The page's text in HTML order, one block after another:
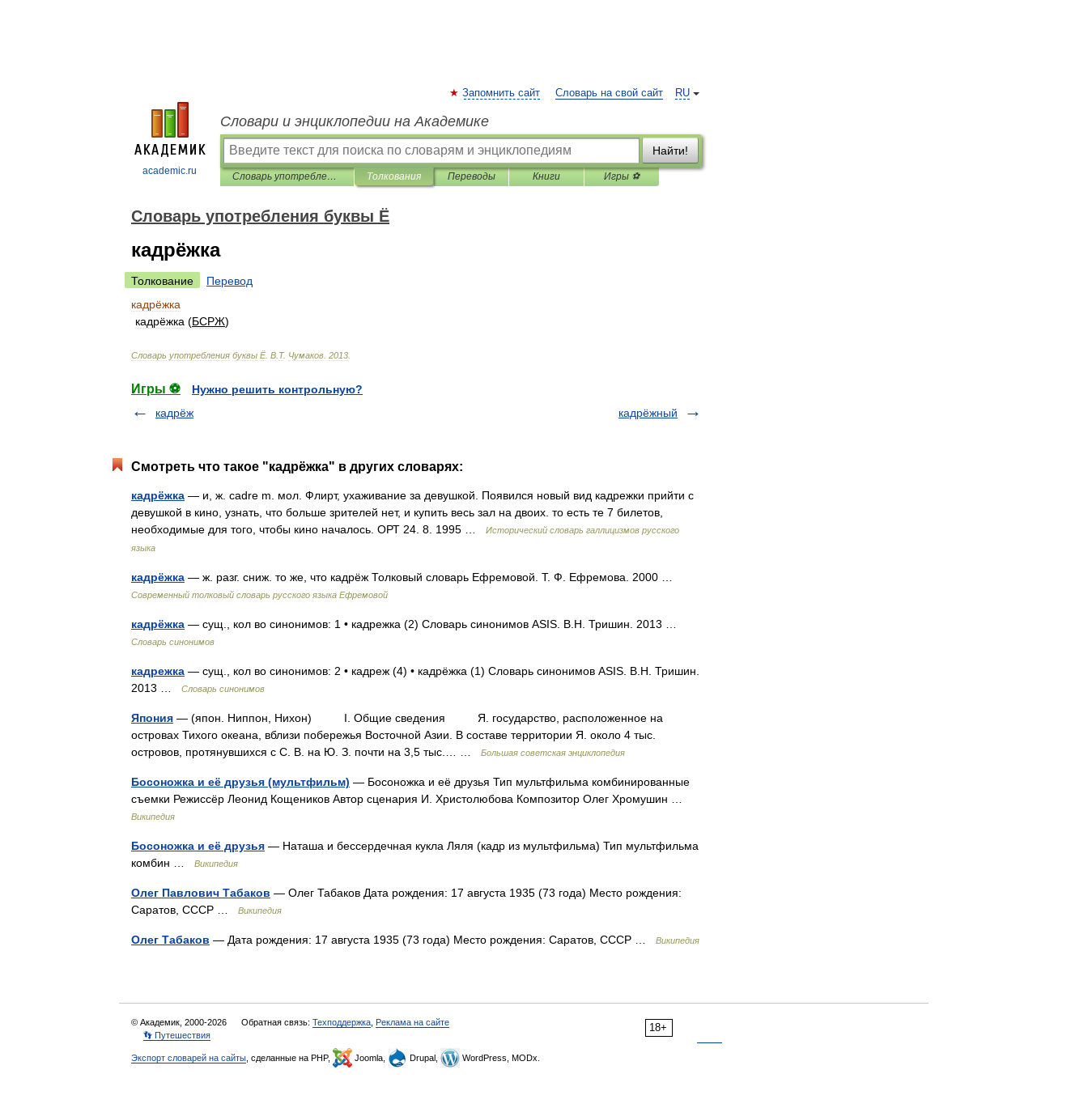
academic.ru
RU
Запомнить сайт Словарь на свой сайт
Словари и энциклопедии на Академике
Найти!
Словарь употребления буквы Ё Толкования Переводы Книги Игры ⚽
Словарь употребления буквы Ё
кадрёжка
Толкование
Перевод
кадрёжка
кадрёжка (БСРЖ)
Словарь употребления буквы Ё. В Т. Чумаков 2013
Игры ⚽
Нужно решить контрольную?
кадрёж
кадрёжный
Смотреть что такое "кадрёжка" в других словарях:
кадрёжка — и, ж. cadre m. мол. Флирт, ухаживание за девушкой. Появился новый вид кадрежки прийти с
девушкой в кино, узнать, что больше зрителей нет, и купить весь зал на двоих. то есть те 7 билетов,
необходимые для того, чтобы кино началось. ОРТ 24. 8. 1995 …
Исторический словарь галлицизмов русского
языка
кадрёжка — ж. разг. сниж. то же, что кадрёж Толковый словарь Ефремовой. Т. Ф. Ефремова. 2000 …
Современный толковый словарь русского языка Ефремовой
кадрёжка — сущ., кол во синонимов: 1 • кадрежка (2) Словарь синонимов ASIS. В.Н. Тришин. 2013 …
Словарь синонимов
кадрежка — сущ., кол во синонимов: 2 • кадреж (4) • кадрёжка (1) Словарь синонимов ASIS. В.Н. Тришин.
2013 …
Словарь синонимов
Япония — (япон. Ниппон, Нихон) I. Общие сведения Я. государство, расположенное на
островах Тихого океана, вблизи побережья Восточной Азии. В составе территории Я. около 4 тыс.
островов, протянувшихся с С. В. на Ю. З. почти на 3,5 тыс.… …
Большая советская энциклопедия
Босоножка и её друзья (мультфильм) — Босоножка и её друзья Тип мультфильма комбинированные
съемки Режиссёр Леонид Кощеников Автор сценария И. Христолюбова Композитор Олег Хромушин …
Википедия
Босоножка и её друзья — Наташа и бессердечная кукла Ляля (кадр из мультфильма) Тип мультфильма
комбин …
Википедия
Олег Павлович Табаков — Олег Табаков Дата рождения: 17 августа 1935 (73 года) Место рождения:
Саратов, СССР …
Википедия
Олег Табаков — Дата рождения: 17 августа 1935 (73 года) Место рождения: Саратов, СССР … Википедия
18+
© Академик, 2000-2026 Обратная связь: Техподдержка Реклама на сайте
👣 Путешествия
Экспорт словарей на сайты , сделанные на PHP, Joomla, Drupal, WordPress, MODx.